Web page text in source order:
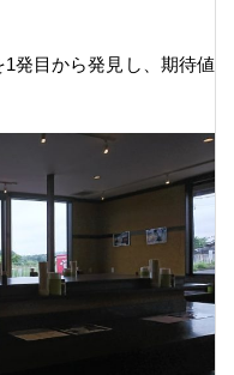
発目から発見し、期待値